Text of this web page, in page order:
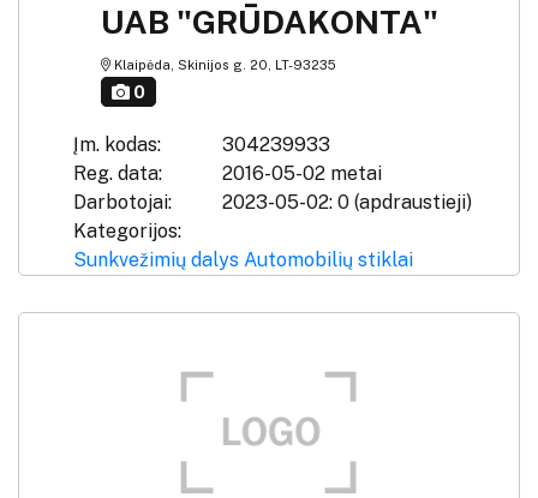
UAB "GRŪDAKONTA"
Klaipėda, Skinijos g. 20, LT-93235
0
Įm. kodas:
304239933
Reg. data:
2016-05-02 metai
Darbotojai:
2023-05-02: 0 (apdraustieji)
Kategorijos:
Sunkvežimių dalys Automobilių stiklai